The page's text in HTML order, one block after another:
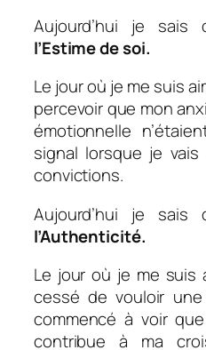
Aujourd’hui je sais
l’Estime de soi.
Le jour où je me suis
percevoir que mon
émotionnelle
signal lorsque je
convictions.
Aujourd’hui je sais
l’Authenticité.
Le jour où je me suis
cessé de vouloir
commencé à voir
contribue à ma